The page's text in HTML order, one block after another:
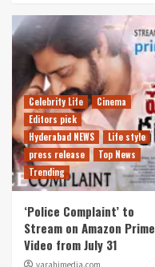
Celebrity Life
Cinema
Editors pick
Hyderabad NEWS
Life style
press release
Top News
Trending
‘Police Complaint’ to
Stream on Amazon Prime
Video from July 31